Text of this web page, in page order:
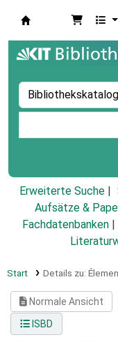
Erweiterte Suche
Aufsätze &
Fachdatenbanken
Start Details zu:
Normale Ansicht
ISBD